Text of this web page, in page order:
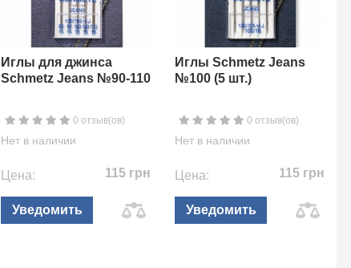
Иглы для джинса
Schmetz Jeans №90-110
0 отзыв(ов)
Нет в наличии
Цена: 115 грн
Уведомить
Иглы Schmetz Jeans
№100 (5 шт.)
0 отзыв(ов)
Нет в наличии
Цена: 115 грн
Уведомить